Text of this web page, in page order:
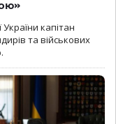
капітан
та військових